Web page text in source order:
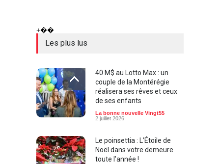
+��
Les plus lus
40 M$ au Lotto Max : un
couple de la Montérégie
réalisera ses rêves et ceux
de ses enfants
La bonne nouvelle Vingt55
2 juillet 2026
Le poinsettia : L’Étoile de
Noël dans votre demeure
toute l’année !